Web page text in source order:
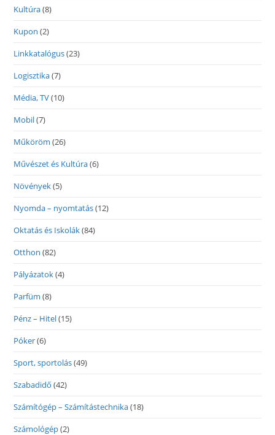
Kultúra(8)
Kupon (2)
Linkkatalógus(23)
Logisztika(7)
Média, TV(10)
Mobil(7)
Műköröm (26)
Művészet és Kultúra(6)
Növények(5)
Nyomda – nyomtatás(12)
Oktatás és Iskolák(84)
Otthon (82)
Pályázatok(4)
Parfüm (8)
Pénz – Hitel(15)
Póker(6)
Sport, sportolás(49)
Szabadidő (42)
Számítógép – Számítástechnika(18)
Számológép(2)